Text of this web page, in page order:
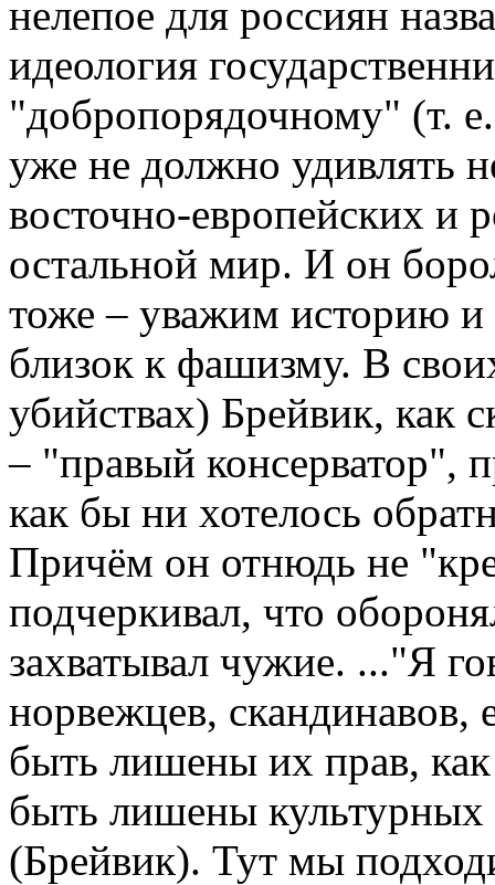
нелепое для россиян
идеология
"добропорядочному" (т.
уже не должно удивлять
восточно-европейских и
остальной мир. И он
тоже – уважим историю
близок к фашизму. В
убийствах) Брейвик, как
– "правый консерватор",
как бы ни хотелось
Причём он отнюдь не
подчеркивал, что
захватывал чужие. ..."Я
норвежцев, скандинавов,
быть лишены их прав, как
быть лишены
(Брейвик). Тут мы